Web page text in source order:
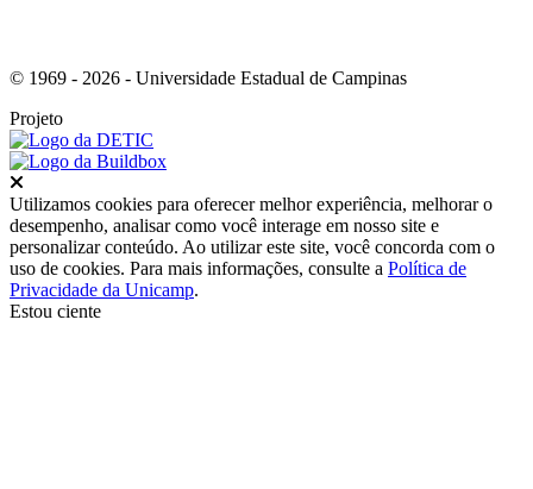
© 1969 - 2026 - Universidade Estadual de Campinas
Projeto
Utilizamos cookies para oferecer melhor experiência, melhorar o
desempenho, analisar como você interage em nosso site e
personalizar conteúdo. Ao utilizar este site, você concorda com o
uso de cookies. Para mais informações, consulte a Política de
Privacidade da Unicamp.
Estou ciente